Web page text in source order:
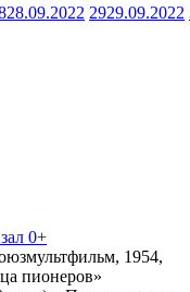
28.09.2022 2929.09.2022
0+
1954,
пионеров»